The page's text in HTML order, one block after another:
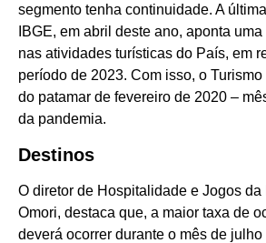
segmento tenha continuidade. A
IBGE, em abril deste ano, aponta
nas atividades turísticas do País, em
período de 2023. Com isso, o
do patamar de fevereiro de 2020 –
da pandemia.
Destinos
O diretor de Hospitalidade e Jogos da
Omori, destaca que, a maior taxa de
deverá ocorrer durante o mês de